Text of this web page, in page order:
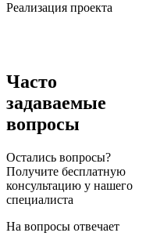
Реализация проекта
Часто
задаваемые
вопросы
Остались вопросы?
Получите бесплатную
консультацию у нашего
специалиста
На вопросы отвечает